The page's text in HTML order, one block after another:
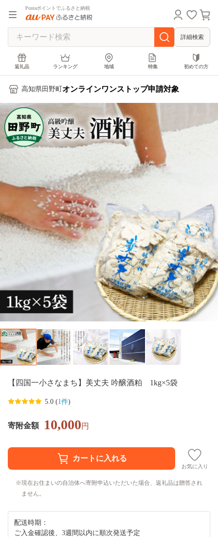
Pontaポイントでふるさと納税
詳細検索
返礼品 ランキング 地域 特集 初めての方
高知県田野町 オンラインワンストップ申請対象
【四国一小さなまち】美丈夫 吟醸酒粕 1kg×5袋
5.0 (1件)
寄附金額 10,000円
お気に入り
現在お住まいの自治体へ寄附申込いただいた場合、返礼品は贈答され
ません。
配送時期：
ご入金確認後、3週間以内に順次発送予定